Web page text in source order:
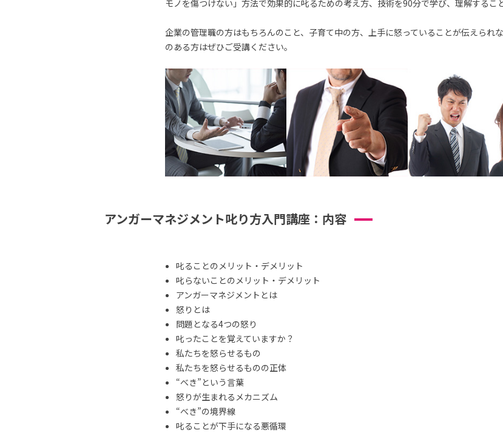
モノを傷つけない」方法で効果的に叱るための考え方、技術を90分で学び、理解するこ
企業の管理職の方はもちろんのこと、子育て中の方、上手に怒っていることが伝えられ
のある方はぜひご受講ください。
アンガーマネジメント叱り方入門講座：内容
叱ることのメリット・デメリット
叱らないことのメリット・デメリット
アンガーマネジメントとは
怒りとは
問題となる4つの怒り
叱ったことを覚えていますか？
私たちを怒らせるもの
私たちを怒らせるものの正体
“べき”という言葉
怒りが生まれるメカニズム
“べき”の境界線
叱ることが下手になる悪循環